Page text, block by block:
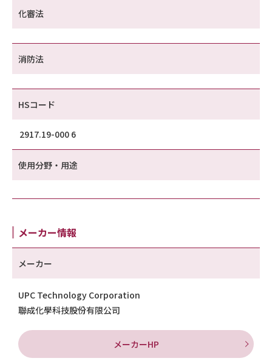
化審法
消防法
HSコード
2917.19-000 6
使用分野・用途
メーカー情報
メーカー
UPC Technology Corporation
聯成化學科技股份有限公司
メーカーHP